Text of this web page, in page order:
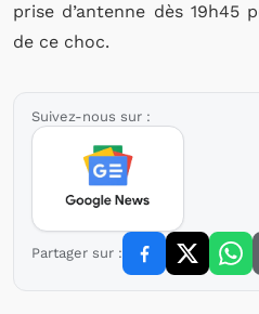
prise d’antenne dès 19h45
de ce choc.
Suivez-nous sur :
Partager sur :